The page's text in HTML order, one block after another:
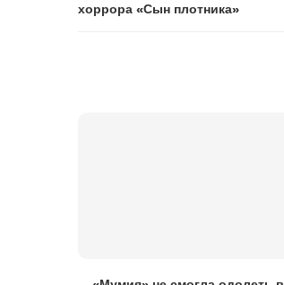
хоррора «Сын плотника»